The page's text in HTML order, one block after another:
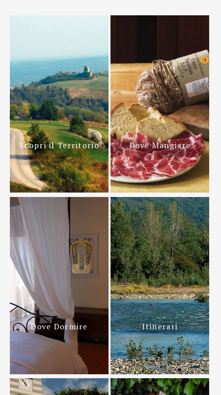
Scopri il Territorio Dove Mangiare
Dove Dormire Itinerari